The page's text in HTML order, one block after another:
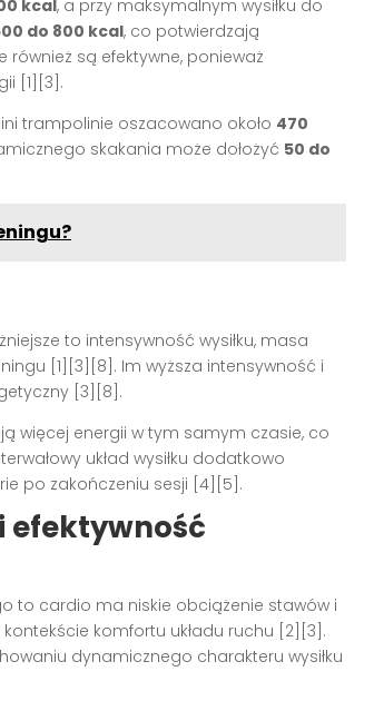
kcal, a przy maksymalnym wysiłku do
do 800 kcal, co potwierdzają
również są efektywne, ponieważ
[1][3] .
trampolinie oszacowano około 470
skakania może dołożyć 50 do
to intensywność wysiłku, masa
[1][3][8] . Im wyższa intensywność i
[3][8] .
więcej energii w tym samym czasie, co
układ wysiłku dodatkowo
po zakończeniu sesji [4][5] .
efektywność
to cardio ma niskie obciążenie stawów i
komfortu układu ruchu [2][3] .
dynamicznego charakteru wysiłku